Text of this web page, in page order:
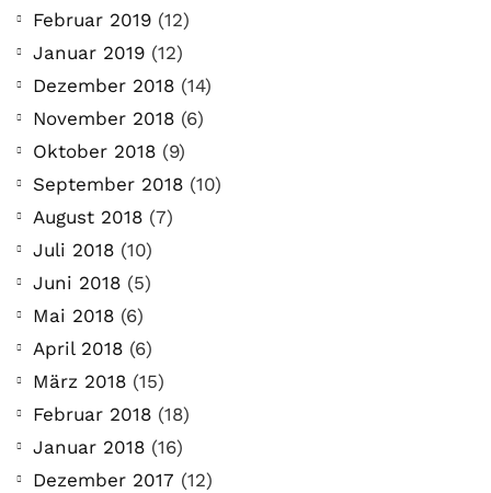
Februar 2019 (12)
Januar 2019 (12)
Dezember 2018 (14)
November 2018 (6)
Oktober 2018 (9)
September 2018 (10)
August 2018 (7)
Juli 2018 (10)
Juni 2018 (5)
Mai 2018 (6)
April 2018 (6)
März 2018 (15)
Februar 2018 (18)
Januar 2018 (16)
Dezember 2017 (12)